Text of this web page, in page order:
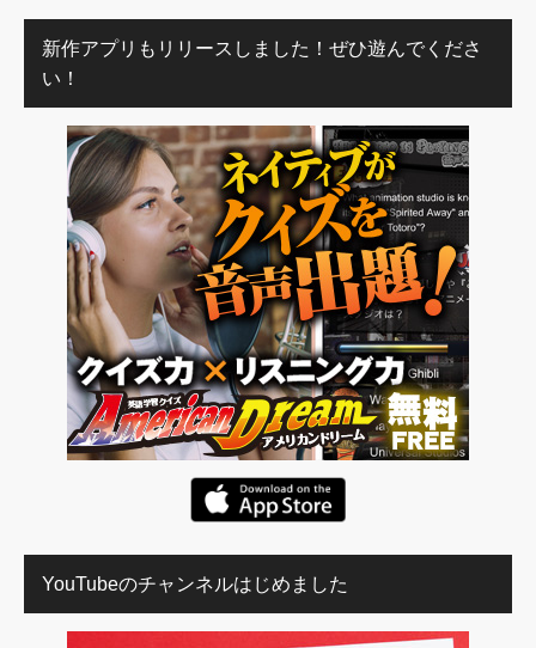
新作アプリもリリースしました！ぜひ遊んでくださ
い！
YouTubeのチャンネルはじめました